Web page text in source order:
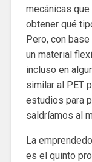
mecánicas
obtener qué
Pero, con
un material
incluso en
similar al PET
estudios para
saldríamos al
La
es el quinto